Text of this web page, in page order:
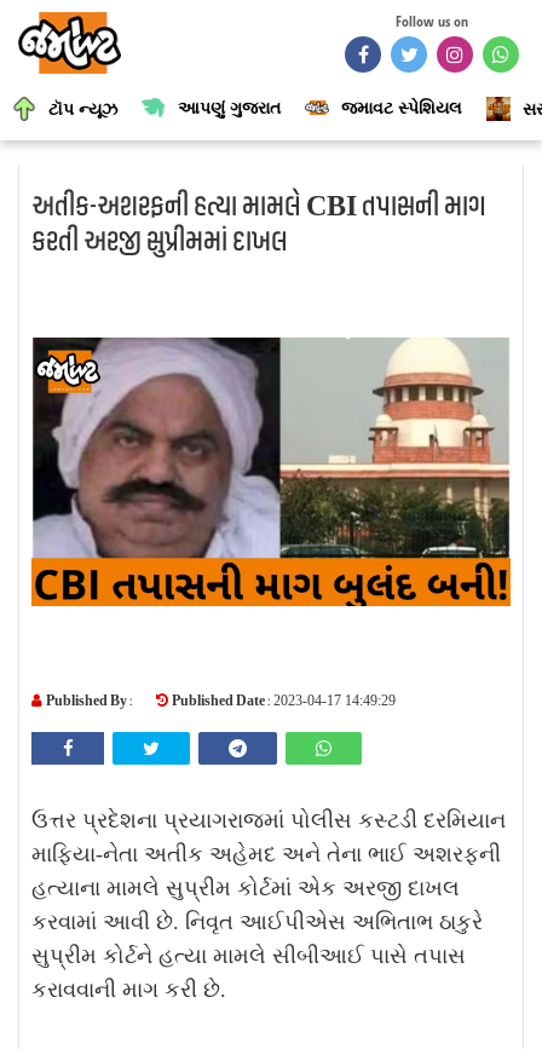
Follow us on
ટૉપ ન્યૂઝ આપણું ગુજરાત જમાવટ સ્પેશિયલ
અતીક-અશરફની હત્યા મામલે CBI તપાસની માગ
કરતી અરજી સુપ્રીમમાં દાખલ
Published By : Published Date : 2023-04-17 14:49:29
ઉત્તર પ્રદેશના પ્રયાગરાજમાં પોલીસ કસ્ટડી દરમિયાન
માફિયા-નેતા અતીક અહેમદ અને તેના ભાઈ અશરફની
હત્યાના મામલે સુપ્રીમ કોર્ટમાં એક અરજી દાખલ
કરવામાં આવી છે. નિવૃત આઈપીએસ અભિતાભ ઠાકુરે
સુપ્રીમ કોર્ટને હત્યા મામલે સીબીઆઈ પાસે તપાસ
કરાવવાની માગ કરી છે.